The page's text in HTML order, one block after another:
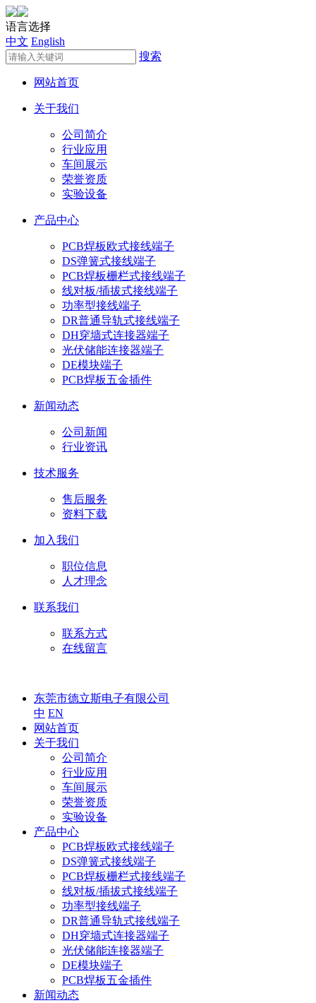
语言选择
中文 English
搜索
网站首页
关于我们
公司简介
行业应用
车间展示
荣誉资质
实验设备
产品中心
PCB焊板欧式接线端子
DS弹簧式接线端子
PCB焊板栅栏式接线端子
线对板/插拔式接线端子
功率型接线端子
DR普通导轨式接线端子
DH穿墙式连接器端子
光伏储能连接器端子
DE模块端子
PCB焊板五金插件
新闻动态
公司新闻
行业资讯
技术服务
售后服务
资料下载
加入我们
职位信息
人才理念
联系我们
联系方式
在线留言
东莞市德立斯电子有限公司
中 EN
网站首页
关于我们
公司简介
行业应用
车间展示
荣誉资质
实验设备
产品中心
PCB焊板欧式接线端子
DS弹簧式接线端子
PCB焊板栅栏式接线端子
线对板/插拔式接线端子
功率型接线端子
DR普通导轨式接线端子
DH穿墙式连接器端子
光伏储能连接器端子
DE模块端子
PCB焊板五金插件
新闻动态